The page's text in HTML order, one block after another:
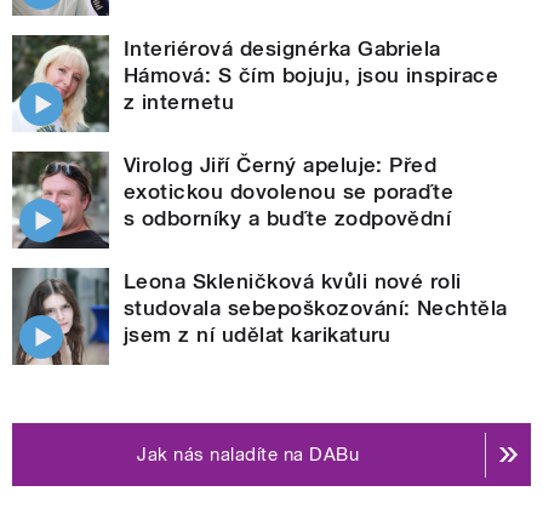
Interiérová designérka Gabriela
Hámová: S čím bojuju, jsou inspirace
z internetu
Virolog Jiří Černý apeluje: Před
exotickou dovolenou se poraďte
s odborníky a buďte zodpovědní
Leona Skleničková kvůli nové roli
studovala sebepoškozování: Nechtěla
jsem z ní udělat karikaturu
Jak nás naladíte na DABu